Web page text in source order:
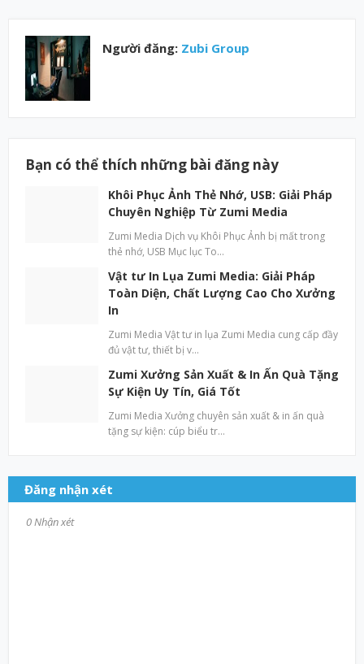
Người đăng: Zubi Group
Bạn có thể thích những bài đăng này
Khôi Phục Ảnh Thẻ Nhớ, USB: Giải Pháp
Chuyên Nghiệp Từ Zumi Media
Zumi Media Dịch vụ Khôi Phục Ảnh bị mất trong
thẻ nhớ, USB Mục lục To…
Vật tư In Lụa Zumi Media: Giải Pháp
Toàn Diện, Chất Lượng Cao Cho Xưởng
In
Zumi Media Vật tư in lụa Zumi Media cung cấp đầy
đủ vật tư, thiết bị v…
Zumi Xưởng Sản Xuất & In Ấn Quà Tặng
Sự Kiện Uy Tín, Giá Tốt
Zumi Media Xưởng chuyên sản xuất & in ấn quà
tặng sự kiện: cúp biểu tr…
Đăng nhận xét
0 Nhận xét